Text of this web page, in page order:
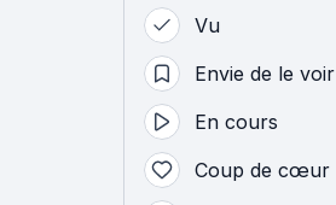
Vu
Envie de le voir
En cours
Coup de cœur